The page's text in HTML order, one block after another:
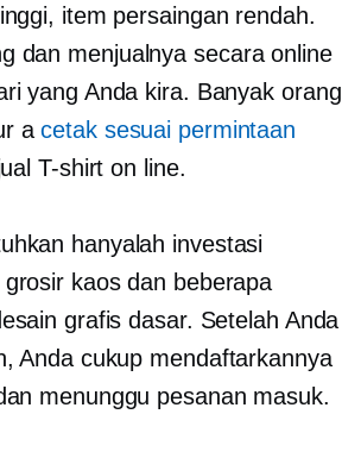
item persaingan rendah.
dan menjualnya secara online
yang Anda kira. Banyak orang
acetak sesuai permintaan
T-shirt on line.
hanyalah investasi
kaos dan beberapa
grafis dasar. Setelah Anda
Anda cukup mendaftarkannya
menunggu pesanan masuk.